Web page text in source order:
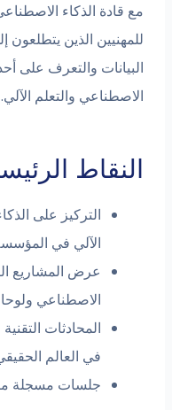
مع قادة الذكاء
للمهنيين الذين
البيانات والتعرف على
الاصطناعي والتعلم الآلي.
النقاط
التركيز على
الآلي في
عرض المشاريع
الاصطناعي
المحادثات
في العالم
جلسات مسجلة